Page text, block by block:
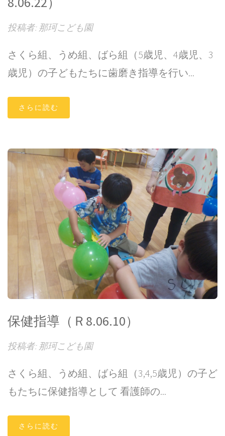
投稿者: 那珂こども園
さくら組、うめ組、ばら組（5歳児、4歳児、3
歳児）の子どもたちに歯磨き指導を行い...
さらに読む
保健指導（Ｒ8.06.10）
投稿者: 那珂こども園
さくら組、うめ組、ばら組（3,4,5歳児）の子ど
もたちに保健指導として 看護師の...
さらに読む